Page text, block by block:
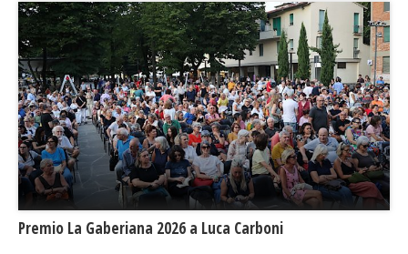
Premio La Gaberiana 2026 a Luca Carboni